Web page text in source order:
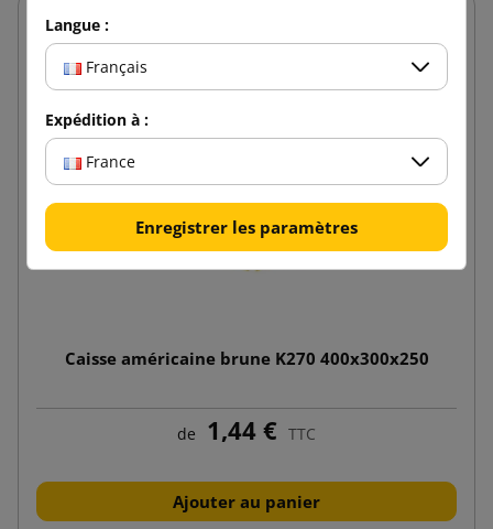
Caisse américaine brune K270 400x300x250
de 1,44 € TTC
Ajouter au panier
Langue :
Français
Expédition à :
France
Enregistrer les paramètres